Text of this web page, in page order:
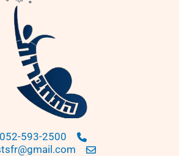
052-593-2500